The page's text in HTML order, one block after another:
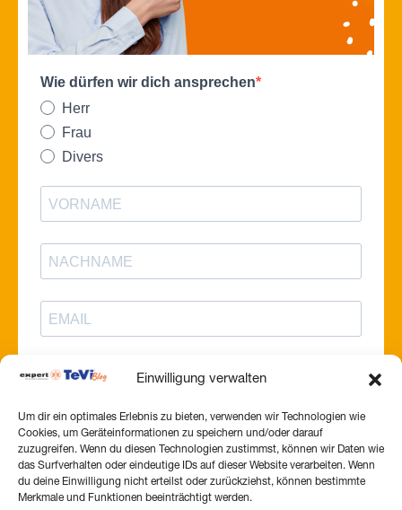
Einwilligung verwalten
Um dir ein optimales Erlebnis zu bieten, verwenden wir Technologien wie
Cookies, um Geräteinformationen zu speichern und/oder darauf
zuzugreifen. Wenn du diesen Technologien zustimmst, können wir Daten wie
das Surfverhalten oder eindeutige IDs auf dieser Website verarbeiten. Wenn
du deine Einwilligung nicht erteilst oder zurückziehst, können bestimmte
Merkmale und Funktionen beeinträchtigt werden.